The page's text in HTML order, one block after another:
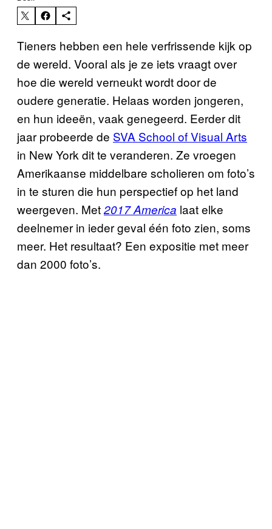
Tieners hebben een hele verfrissende kijk op
de wereld. Vooral als je ze iets vraagt over
hoe die wereld verneukt wordt door de
oudere generatie. Helaas worden jongeren,
en hun ideeën, vaak genegeerd. Eerder dit
jaar probeerde de SVA School of Visual Arts
in New York dit te veranderen. Ze vroegen
Amerikaanse middelbare scholieren om foto’s
in te sturen die hun perspectief op het land
weergeven. Met2017 America laat elke
deelnemer in ieder geval één foto zien, soms
meer. Het resultaat? Een expositie met meer
dan 2000 foto’s.